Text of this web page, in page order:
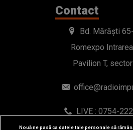
Contact
Bd. Mărăști
Romexpo
Pavilion T, sector
LIVE : 0754-
WhatsApp: 0754-
Nouă ne pasă ca datele tale personale să